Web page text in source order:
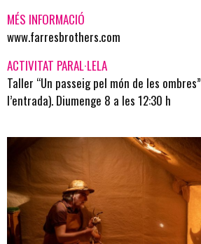
MÉS INFORMACIÓ
www.farresbrothers.com
ACTIVITAT PARAL·LELA
Taller “Un passeig pel món de les ombres”
l’entrada). Diumenge 8 a les 12:30 h